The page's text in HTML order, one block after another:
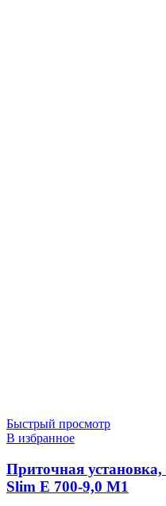
Быстрый просмотр
В избранное
Приточная
Slim E 700-9,0 M1